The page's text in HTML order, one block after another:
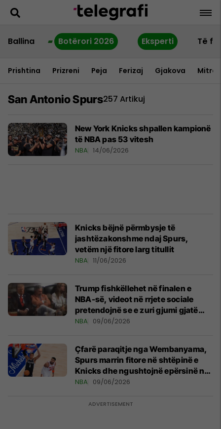
Ballina Botërori 2026 Eksperti Të
Prishtina Prizreni Peja Ferizaj Gjakova
San Antonio Spurs257 Artikuj
New York Knicks shpallen kampionë
të NBA pas 53 vitesh
NBA 14/06/2026
Knicks bëjnë përmbysje të
jashtëzakonshme ndaj Spurs,
vetëm një fitore larg titullit
NBA 11/06/2026
Trump fishkëllehet në finalen e
NBA-së, videot në rrjete sociale
pretendojnë se e zuri gjumi gjatë
ndeshjes
NBA 09/06/2026
Çfarë paraqitje nga Wembanyama,
Spurs marrin fitore në shtëpinë e
Knicks dhe ngushtojnë epërsinë në
finalen e NBA
NBA 09/06/2026